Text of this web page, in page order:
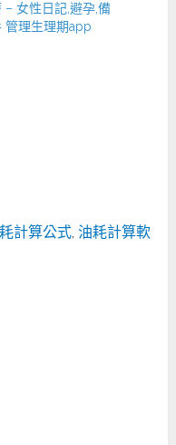
– 女性日記,避孕,備
管理生理期app
計算公式, 油耗計算軟